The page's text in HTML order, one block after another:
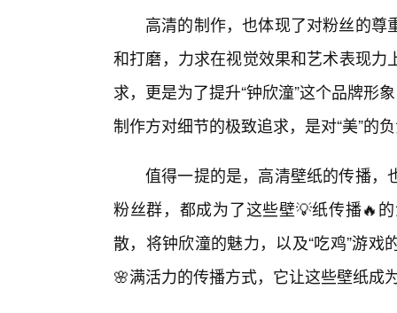
高清的制作，也体现了对粉丝的
和打磨，力求在视觉效果和艺术表现
求，更是为了提升“钟欣潼”这个品牌形
制作方对细节的极致追求，是对“美”的
值得一提的是，高清壁纸的传播，
粉丝群，都成为了这些壁💡纸传播🔥
散，将钟欣潼的魅力，以及“吃鸡”游
🌸满活力的传播方式，它让这些壁纸成